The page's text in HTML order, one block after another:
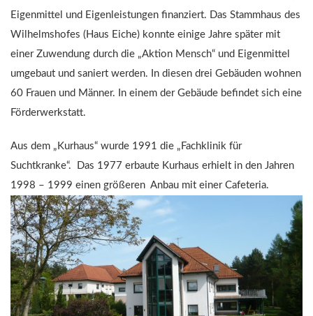
Eigenmittel und Eigenleistungen finanziert. Das Stammhaus des
Wilhelmshofes (Haus Eiche) konnte einige Jahre später mit
einer Zuwendung durch die „Aktion Mensch“ und Eigenmittel
umgebaut und saniert werden. In diesen drei Gebäuden wohnen
60 Frauen und Männer. In einem der Gebäude befindet sich eine
Förderwerkstatt.
Aus dem „Kurhaus“ wurde 1991 die „Fachklinik für
Suchtkranke“. Das 1977 erbaute Kurhaus erhielt in den Jahren
1998 – 1999 einen größeren Anbau mit einer Cafeteria.